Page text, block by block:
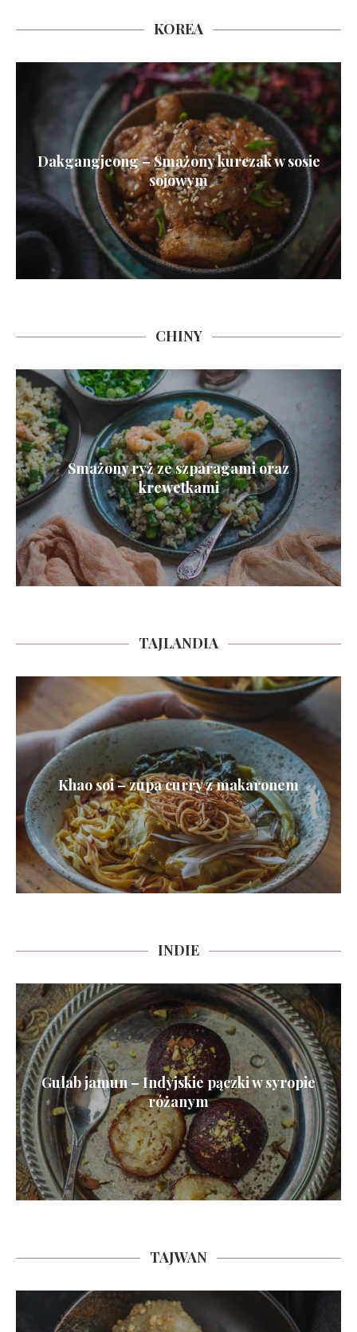
KOREA
Dakgangjeong – Smażony kurczak w sosie
sojowym
CHINY
Smażony ryż ze szparagami oraz
krewetkami
TAJLANDIA
Khao soi – zupa curry z makaronem
INDIE
Gulab jamun – Indyjskie pączki w syropie
różanym
TAJWAN